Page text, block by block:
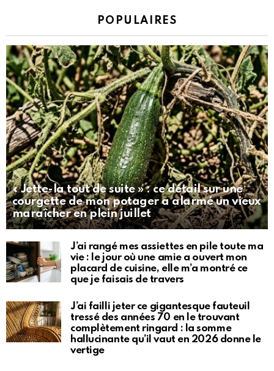
POPULAIRES
« Jette-la tout de suite » : ce détail sur une
courgette de mon potager a alarmé un vieux
maraîcher en plein juillet
J’ai rangé mes assiettes en pile toute ma
vie : le jour où une amie a ouvert mon
placard de cuisine, elle m’a montré ce
que je faisais de travers
J’ai failli jeter ce gigantesque fauteuil
tressé des années 70 en le trouvant
complètement ringard : la somme
hallucinante qu’il vaut en 2026 donne le
vertige